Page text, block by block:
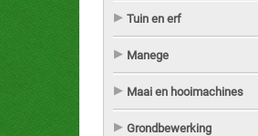
Tuin en erf
Manege
Maai en hooimachines
Grondbewerking